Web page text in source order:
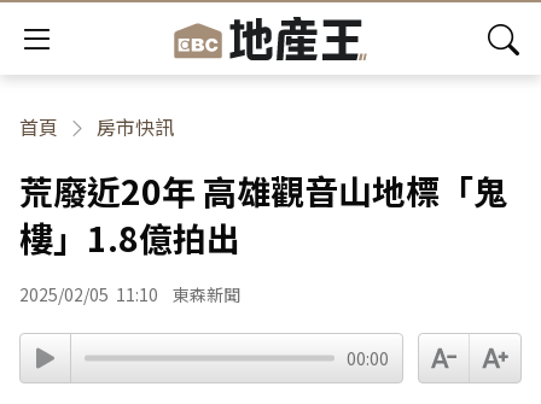
首頁 房市快訊
荒廢近20年 高雄觀音山地標「鬼
樓」1.8億拍出
2025/02/05 11:10 東森新聞
00:00